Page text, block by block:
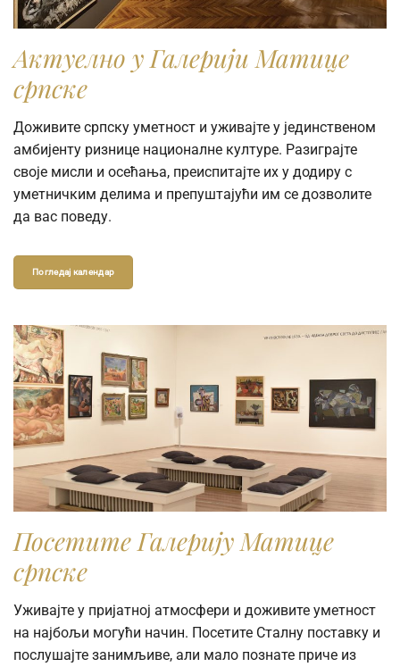
Актуелно у Галерији Матице
српске
Доживите српску уметност и уживајте у јединственом
амбијенту ризнице националне културе. Разиграјте
своје мисли и осећања, преиспитајте их у додиру с
уметничким делима и препуштајући им се дозволите
да вас поведу.
Погледај календар
Посетите Галерију Матице
српске
Уживајте у пријатној атмосфери и доживите уметност
на најбољи могући начин. Посетите Сталну поставку и
послушајте занимљиве, али мало познате приче из